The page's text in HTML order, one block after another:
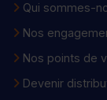
Qui sommes-
Nos
Nos points de
Devenir